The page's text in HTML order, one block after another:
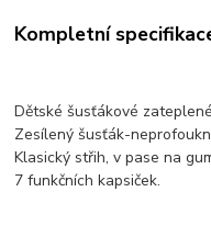
Kompletní
Dětské šusťákové
Zesílený šusťák-
Klasický střih, v pase na
7 funkčních kapsiček.